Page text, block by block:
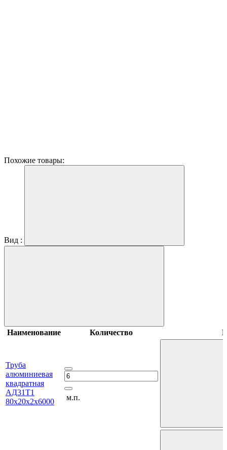
Похожие товары:
Вид :
Наименование Количество
Труба
алюминиевая
квадратная
АД31Т1
80х20х2х6000
м.п.